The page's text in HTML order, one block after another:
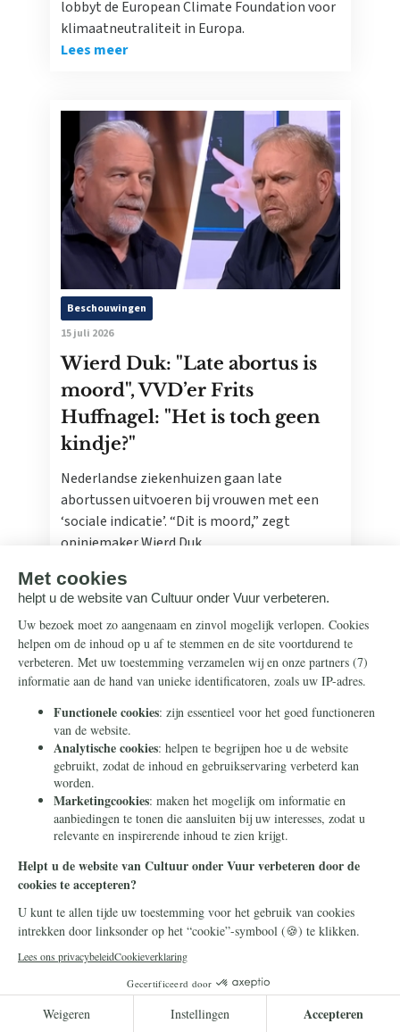
lobbyt de European Climate Foundation voor
klimaatneutraliteit in Europa.
Lees meer
Beschouwingen
15 juli 2026
Wierd Duk: "Late abortus is
moord", VVD’er Frits
Huffnagel: "Het is toch geen
kindje?"
Nederlandse ziekenhuizen gaan late
abortussen uitvoeren bij vrouwen met een
‘sociale indicatie’. “Dit is moord,” zegt
opiniemaker Wierd Duk.
Frans Timmermans
Frans Timmermans krijgt
geheel onverdiend een
eretitel als minister van Staat
Frans Timmermans is benoemd tot minister
van Staat. Waar heeft hij dit buitengewone
eerbetoon aan te danken?